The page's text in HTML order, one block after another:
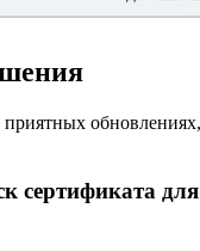
приятных
сертификата для